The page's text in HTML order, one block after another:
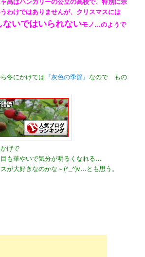
わけではありませんが、クリスマスには
ないではいられないモノ…のようで
冬にかけては 『灰色の季節』なので もの
げで
も華やいで気分が明るくなれる…
が大好きなのかな～(^_^)v…とも思う。